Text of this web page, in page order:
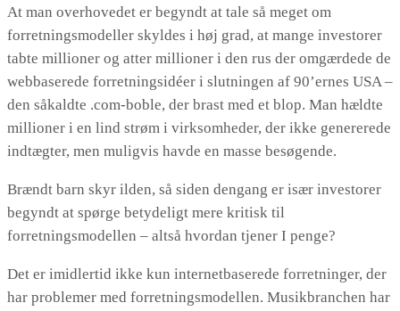
At man overhovedet er begyndt at tale så meget om
forretningsmodeller skyldes i høj grad, at mange investorer
tabte millioner og atter millioner i den rus der omgærdede de
webbaserede forretningsidéer i slutningen af 90’ernes USA –
den såkaldte .com-boble, der brast med et blop. Man hældte
millioner i en lind strøm i virksomheder, der ikke genererede
indtægter, men muligvis havde en masse besøgende.
Brændt barn skyr ilden, så siden dengang er især investorer
begyndt at spørge betydeligt mere kritisk til
forretningsmodellen – altså hvordan tjener I penge?
Det er imidlertid ikke kun internetbaserede forretninger, der
har problemer med forretningsmodellen. Musikbranchen har